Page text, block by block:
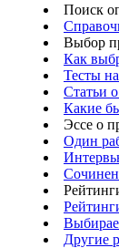
Поиск
Выбор
Как
Тесты
Статьи
Какие
Эссе о
Один
Другие